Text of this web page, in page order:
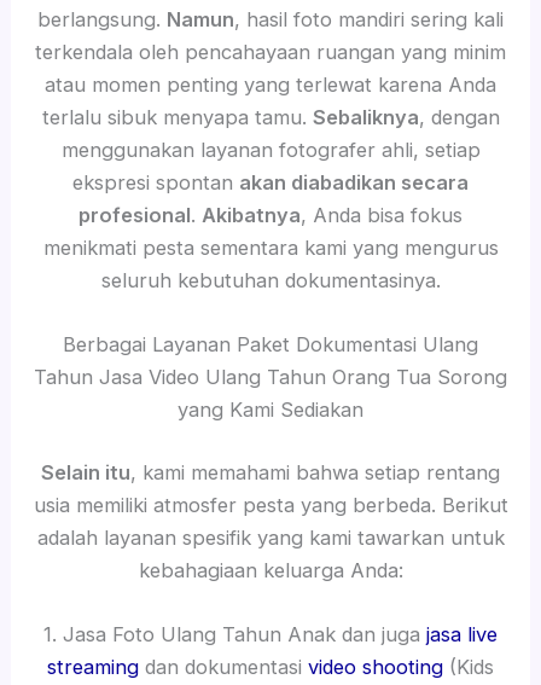
berlangsung. Namun, hasil foto mandiri sering kali
terkendala oleh pencahayaan ruangan yang minim
atau momen penting yang terlewat karena Anda
terlalu sibuk menyapa tamu. Sebaliknya, dengan
menggunakan layanan fotografer ahli, setiap
ekspresi spontan akan diabadikan secara
profesional. Akibatnya, Anda bisa fokus
menikmati pesta sementara kami yang mengurus
seluruh kebutuhan dokumentasinya.
Berbagai Layanan Paket Dokumentasi Ulang
Tahun Jasa Video Ulang Tahun Orang Tua Sorong
yang Kami Sediakan
Selain itu, kami memahami bahwa setiap rentang
usia memiliki atmosfer pesta yang berbeda. Berikut
adalah layanan spesifik yang kami tawarkan untuk
kebahagiaan keluarga Anda:
1. Jasa Foto Ulang Tahun Anak dan juga jasa live
streaming dan dokumentasi video shooting (Kids